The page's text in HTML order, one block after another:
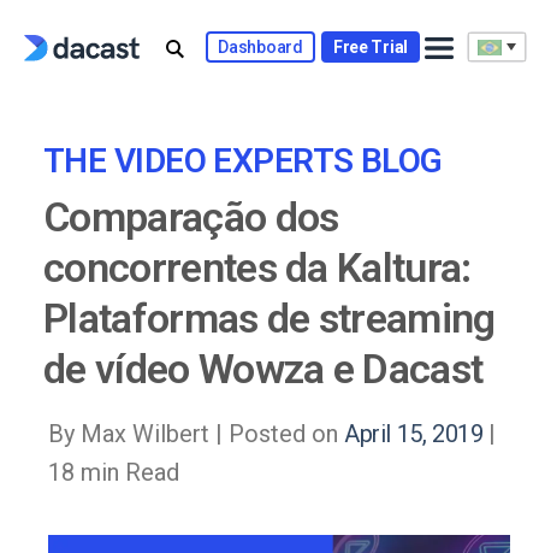
Dashboard Free Trial
THE VIDEO EXPERTS BLOG
Comparação dos
concorrentes da Kaltura:
Plataformas de streaming
de vídeo Wowza e Dacast
By Max Wilbert | Posted on April 15, 2019 |
18 min Read